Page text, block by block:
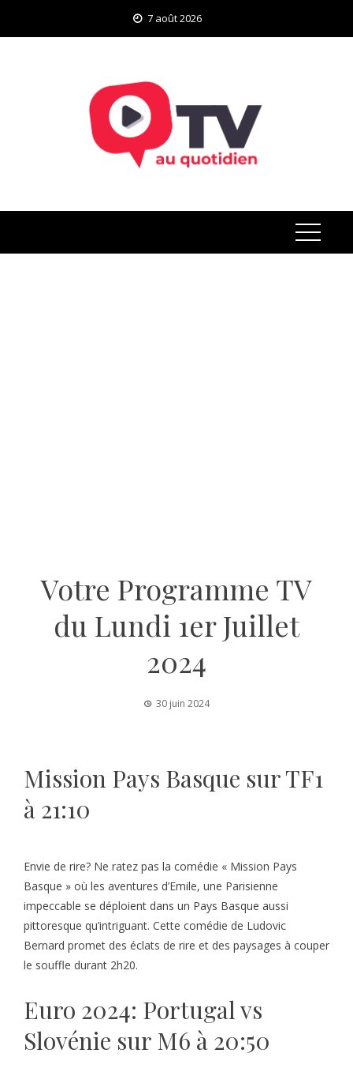
7 août 2026
Votre Programme TV
du Lundi 1er Juillet
2024
30 juin 2024
Mission Pays Basque sur TF1
à 21:10
Envie de rire? Ne ratez pas la comédie « Mission Pays
Basque » où les aventures d’Emile, une Parisienne
impeccable se déploient dans un Pays Basque aussi
pittoresque qu’intriguant. Cette comédie de Ludovic
Bernard promet des éclats de rire et des paysages à couper
le souffle durant 2h20.
Euro 2024: Portugal vs
Slovénie sur M6 à 20:50